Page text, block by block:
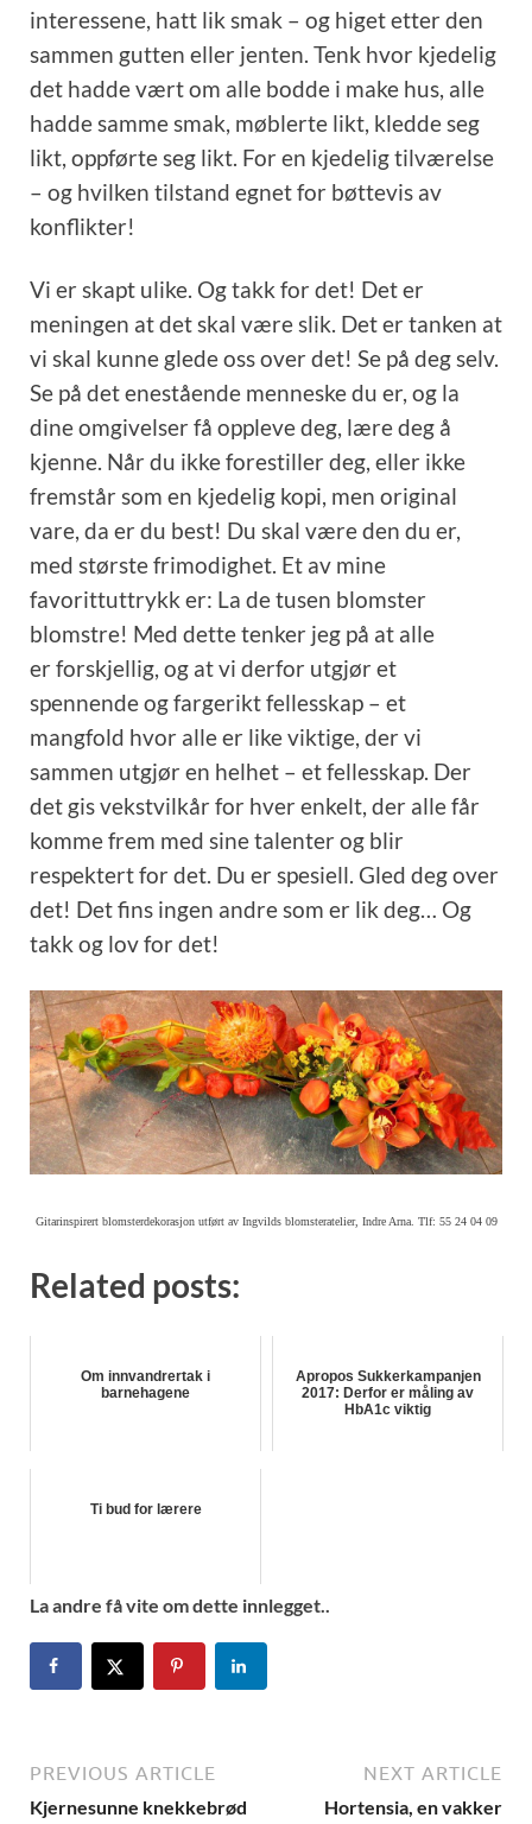
interessene, hatt lik smak – og higet etter den
sammen gutten eller jenten. Tenk hvor kjedelig
det hadde vært om alle bodde i make hus, alle
hadde samme smak, møblerte likt, kledde seg
likt, oppførte seg likt. For en kjedelig tilværelse
– og hvilken tilstand egnet for bøttevis av
konflikter!
Vi er skapt ulike. Og takk for det! Det er
meningen at det skal være slik. Det er tanken at
vi skal kunne glede oss over det! Se på deg selv.
Se på det enestående menneske du er, og la
dine omgivelser få oppleve deg, lære deg å
kjenne. Når du ikke forestiller deg, eller ikke
fremstår som en kjedelig kopi, men original
vare, da er du best! Du skal være den du er,
med største frimodighet. Et av mine
favorittuttrykk er: La de tusen blomster
blomstre! Med dette tenker jeg på at alle
er forskjellig, og at vi derfor utgjør et
spennende og fargerikt fellesskap – et
mangfold hvor alle er like viktige, der vi
sammen utgjør en helhet – et fellesskap. Der
det gis vekstvilkår for hver enkelt, der alle får
komme frem med sine talenter og blir
respektert for det. Du er spesiell. Gled deg over
det! Det fins ingen andre som er lik deg… Og
takk og lov for det!
Gitarinspirert blomsterdekorasjon utført av Ingvilds blomsteratelier, Indre Arna. Tlf: 55 24 04 09
Related posts:
Om innvandrertak i
barnehagene
Apropos Sukkerkampanjen
2017: Derfor er måling av
HbA1c viktig
Ti bud for lærere
La andre få vite om dette innlegget..
PREVIOUS ARTICLE
Kjernesunne knekkebrød
NEXT ARTICLE
Hortensia, en vakker